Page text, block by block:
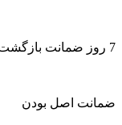
7 روز ضمانت بازگشت
ضمانت اصل بودن